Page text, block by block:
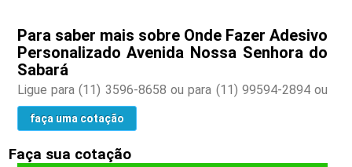
Para saber mais sobre Onde Fazer Adesivo
Personalizado Avenida Nossa Senhora do
Sabará
Ligue para(11) 3596-8658 ou para (11) 99594-2894ou
faça uma cotação
Faça sua cotação